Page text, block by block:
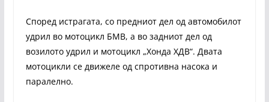
Според истрагата, со предниот дел од автомобилот
удрил во мотоцикл БМВ, а во задниот дел од
возилото удрил и мотоцикл „Хонда ХДВ“. Двата
мотоцикли се движеле од спротивна насока и
паралелно.